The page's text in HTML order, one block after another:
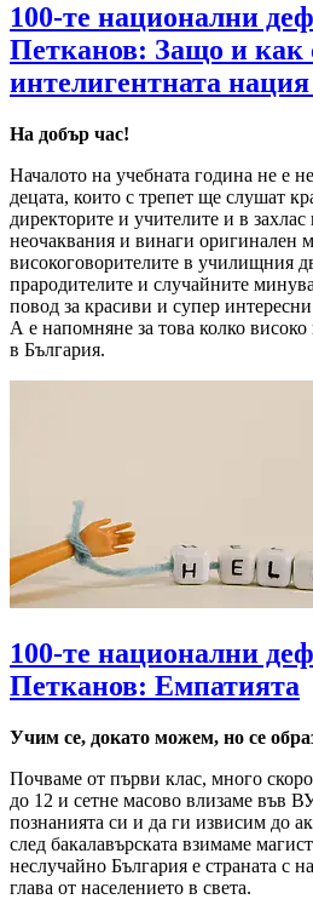
100-те национални
Петканов: Защо и как
интелигентната нация
На добър час!
Началото на учебната година не е
децата, които с трепет ще слушат
директорите и учителите и в
неочаквания и винаги оригинален
високоговорителите в училищния
прародителите и случайните
повод за красиви и супер
А е напомняне за това колко
в България.
100-те национални
Петканов: Емпатията
Учим се, докато можем, но се
Почваме от първи клас, много
до 12 и сетне масово влизаме във
познанията си и да ги извисим до
след бакалавърската взимаме
неслучайно България е страната с
глава от населението в света.